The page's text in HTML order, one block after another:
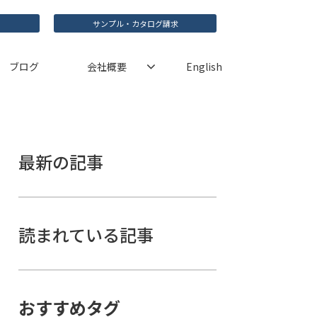
サンプル・カタログ請求
ブログ 会社概要 English
最新の記事
読まれている記事
おすすめタグ